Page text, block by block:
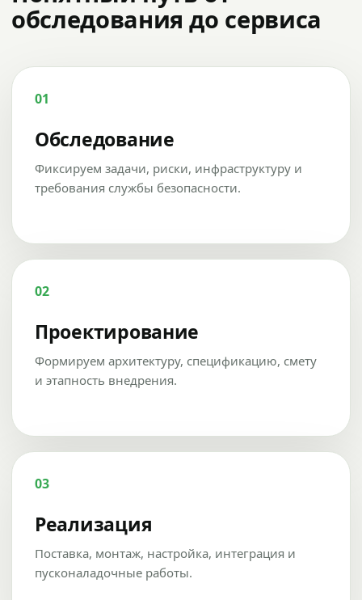
обследования до сервиса
01
Обследование
Фиксируем задачи, риски, инфраструктуру и
требования службы безопасности.
02
Проектирование
Формируем архитектуру, спецификацию, смету
и этапность внедрения.
03
Реализация
Поставка, монтаж, настройка, интеграция и
пусконаладочные работы.